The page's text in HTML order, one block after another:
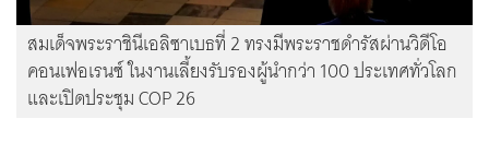
สมเด็จพระราชินีเอลิซาเบธที่ 2 ทรงมีพระราชดำรัสผ่านวิดีโอ
คอนเฟอเรนซ์ ในงานเลี้ยงรับรองผู้นำกว่า 100 ประเทศทั่วโลก
และเปิดประชุม COP 26